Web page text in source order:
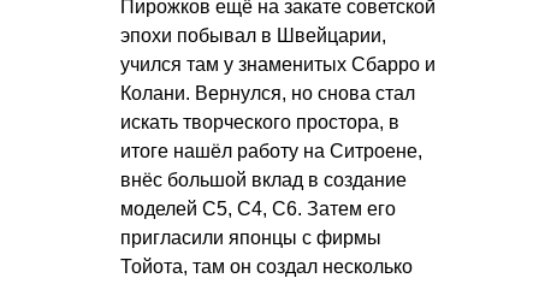
Пирожков ещё на закате советской
эпохи побывал в Швейцарии,
учился там у знаменитых Сбарро и
Колани. Вернулся, но снова стал
искать творческого простора, в
итоге нашёл работу на Ситроене,
внёс большой вклад в создание
моделей С5, С4, С6. Затем его
пригласили японцы с фирмы
Тойота, там он создал несколько